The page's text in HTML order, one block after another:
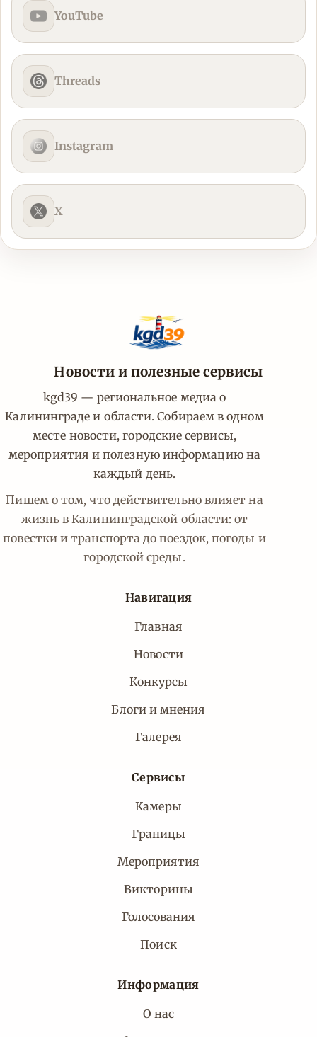
YouTube
Threads
Instagram
X
Новости и полезные сервисы
kgd39 — региональное медиа о
Калининграде и области. Собираем в одном
месте новости, городские сервисы,
мероприятия и полезную информацию на
каждый день.
Пишем о том, что действительно влияет на
жизнь в Калининградской области: от
повестки и транспорта до поездок, погоды и
городской среды.
Навигация
Главная
Новости
Конкурсы
Блоги и мнения
Галерея
Сервисы
Камеры
Границы
Мероприятия
Викторины
Голосования
Поиск
Информация
О нас